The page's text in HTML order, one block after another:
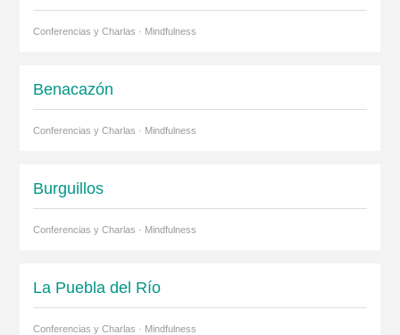
Conferencias y Charlas · Mindfulness
Benacazón
Conferencias y Charlas · Mindfulness
Burguillos
Conferencias y Charlas · Mindfulness
La Puebla del Río
Conferencias y Charlas · Mindfulness